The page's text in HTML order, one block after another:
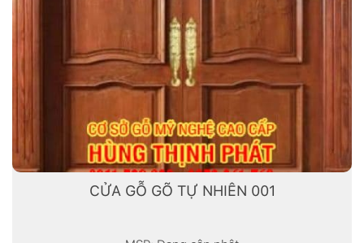
CỬA GỖ GÕ TỰ NHIÊN 001